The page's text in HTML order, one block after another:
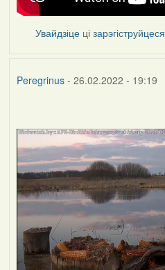
Увайдзіце цізарэгіструйцеся
Peregrinus- 26.02.2022 - 19:19